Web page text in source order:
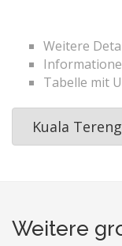
Weitere
Tabelle mit
Kuala
Weitere